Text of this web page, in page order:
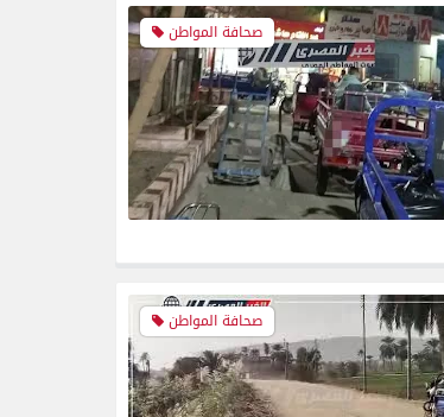
صحافة المواطن
صحافة المواطن